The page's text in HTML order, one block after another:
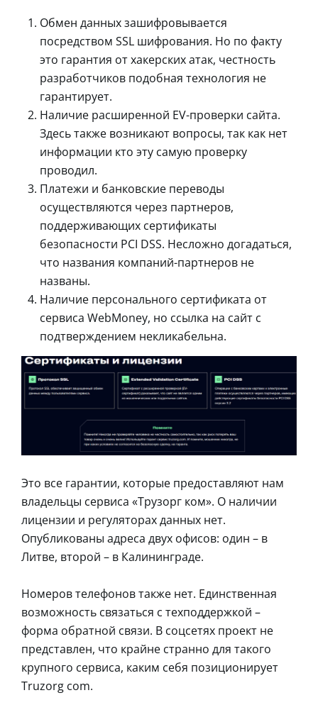
Обмен данных зашифровывается
посредством SSL шифрования. Но по факту
это гарантия от хакерских атак, честность
разработчиков подобная технология не
гарантирует.
Наличие расширенной EV-проверки сайта.
Здесь также возникают вопросы, так как нет
информации кто эту самую проверку
проводил.
Платежи и банковские переводы
осуществляются через партнеров,
поддерживающих сертификаты
безопасности PCI DSS. Несложно догадаться,
что названия компаний-партнеров не
названы.
Наличие персонального сертификата от
сервиса WebMoney, но ссылка на сайт с
подтверждением некликабельна.
Это все гарантии, которые предоставляют нам
владельцы сервиса «Трузорг ком». О наличии
лицензии и регуляторах данных нет.
Опубликованы адреса двух офисов: один – в
Литве, второй – в Калининграде.
Номеров телефонов также нет. Единственная
возможность связаться с техподдержкой –
форма обратной связи. В соцсетях проект не
представлен, что крайне странно для такого
крупного сервиса, каким себя позиционирует
Truzorg com.